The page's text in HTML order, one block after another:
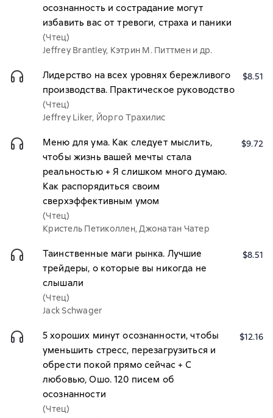
осознанность и сострадание могут
избавить вас от тревоги, страха и паники
(Чтец)
Jeffrey Brantley, Кэтрин М. Питтмен и др.
Лидерство на всех уровнях бережливого
производства. Практическое руководство
(Чтец)
Jeffrey Liker, Йорго Трахилис
$8.51
Меню для ума. Как следует мыслить,
чтобы жизнь вашей мечты стала
реальностью + Я слишком много думаю.
Как распорядиться своим
сверхэффективным умом
(Чтец)
Кристель Петиколлен, Джонатан Чатер
$9.72
Таинственные маги рынка. Лучшие
трейдеры, о которые вы никогда не
слышали
(Чтец)
Jack Schwager
$8.51
5 хороших минут осознанности, чтобы
уменьшить стресс, перезагрузиться и
обрести покой прямо сейчас + С
любовью, Ошо. 120 писем об
осознанности
(Чтец)
$12.16